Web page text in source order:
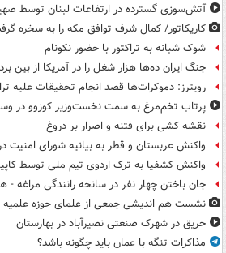
آتش‌سوزی گسترده در ارتفاعات لبنان توسط
کاریکاتور/ کمال شرف توافق مکه را به سخره
شوک شبانه به تراکتور با حضور نکونام
جنگ ایران ده‌ها هزار شغل را در آمریکا از بین برد
رویترز: دموکرات‌ها قصد انجام تحقیقات علیه
پرتاب تخم‌مرغ به سمت نخست‌وزیر کوزوو در
نقشه کشی برای فتنه و اصرار بر دروغ
واکنش عربستان و قطر به بیانیه شورای امنیت
واکنش کشفیا به ترک اردوی تیم ملی توسط
جان باختن چهار نفر در سانحه رانندگی مراغه -
نشست هم اندیشی جمعی از علمای حوزه علمیه
حریق در شهرک صنعتی نصیرآباد در بهارستان
مذاکرات تنگه با عمان باید چگونه باشد؟